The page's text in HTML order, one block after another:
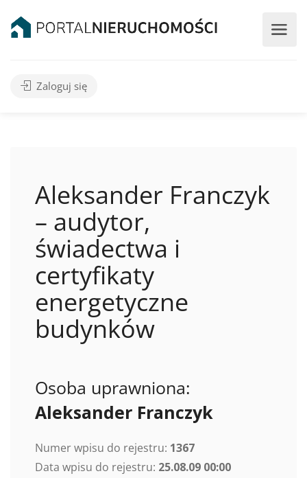
Zaloguj się
Aleksander Franczyk
– audytor,
świadectwa i
certyfikaty
energetyczne
budynków
Osoba uprawniona:
Aleksander Franczyk
Numer wpisu do rejestru: 1367
Data wpisu do rejestru: 25.08.09 00:00